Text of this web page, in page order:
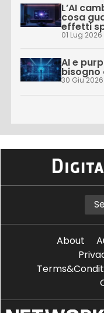
L’AI
cosa
effetti
01 Lug 2026
AI e
bisogno
30 Giu 2026
About